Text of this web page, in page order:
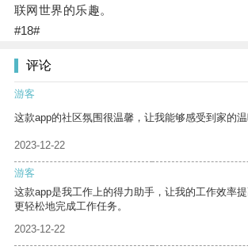
联网世界的乐趣。
#18#
评论
游客
这款app的社区氛围很温馨，让我能够感受到家的温
2023-12-22
游客
这款app是我工作上的得力助手，让我的工作效率
更轻松地完成工作任务。
2023-12-22